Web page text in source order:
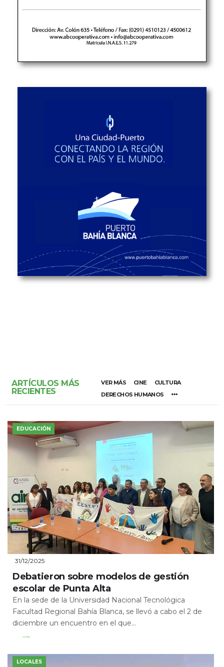
ARTÍCULOS MÁS
RECIENTES
VER MÁS CINE
CULTURA
DERECHOS HUMANOS
EDUCACIÓN
31/12/2025
Debatieron sobre modelos de gestión
escolar de Punta Alta
En la sede de la Universidad Nacional Tecnológica
Facultad Regional Bahía Blanca, se llevó a cabo el 2 de
diciembre un encuentro en el que...
Leer Más
LOCALES